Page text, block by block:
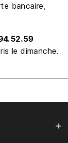
bancaire,
le dimanche.
